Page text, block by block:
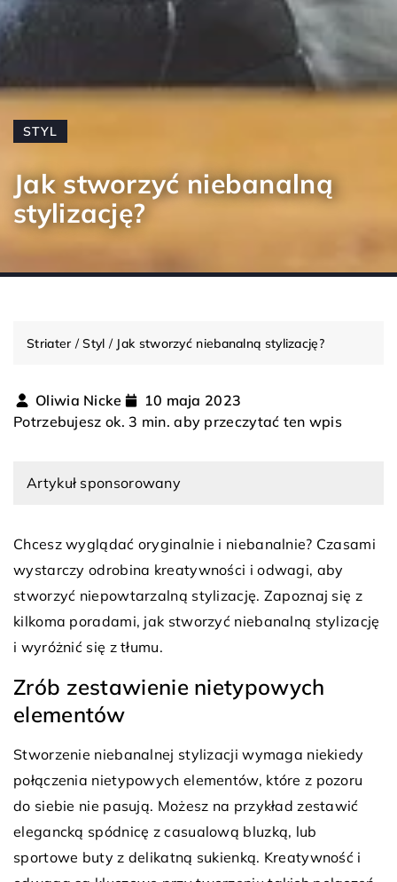
STYL
Jak stworzyć niebanalną
stylizację?
Striater/Styl / Jak stworzyć niebanalną stylizację?
Oliwia Nicke
10 maja 2023
Potrzebujesz ok. 3 min. aby przeczytać ten wpis
Artykuł sponsorowany
Chcesz wyglądać oryginalnie i niebanalnie? Czasami
wystarczy odrobina kreatywności i odwagi, aby
stworzyć niepowtarzalną stylizację. Zapoznaj się z
kilkoma poradami, jak stworzyć niebanalną stylizację
i wyróżnić się z tłumu.
Zrób zestawienie nietypowych
elementów
Stworzenie niebanalnej stylizacji wymaga niekiedy
połączenia nietypowych elementów, które z pozoru
do siebie nie pasują. Możesz na przykład zestawić
elegancką spódnicę z casualową bluzką, lub
sportowe buty z delikatną sukienką. Kreatywność i